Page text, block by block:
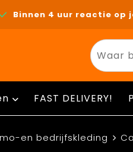
Binnen 4 uur reactie op
FAST DELIVERY!
en bedrijfskleding